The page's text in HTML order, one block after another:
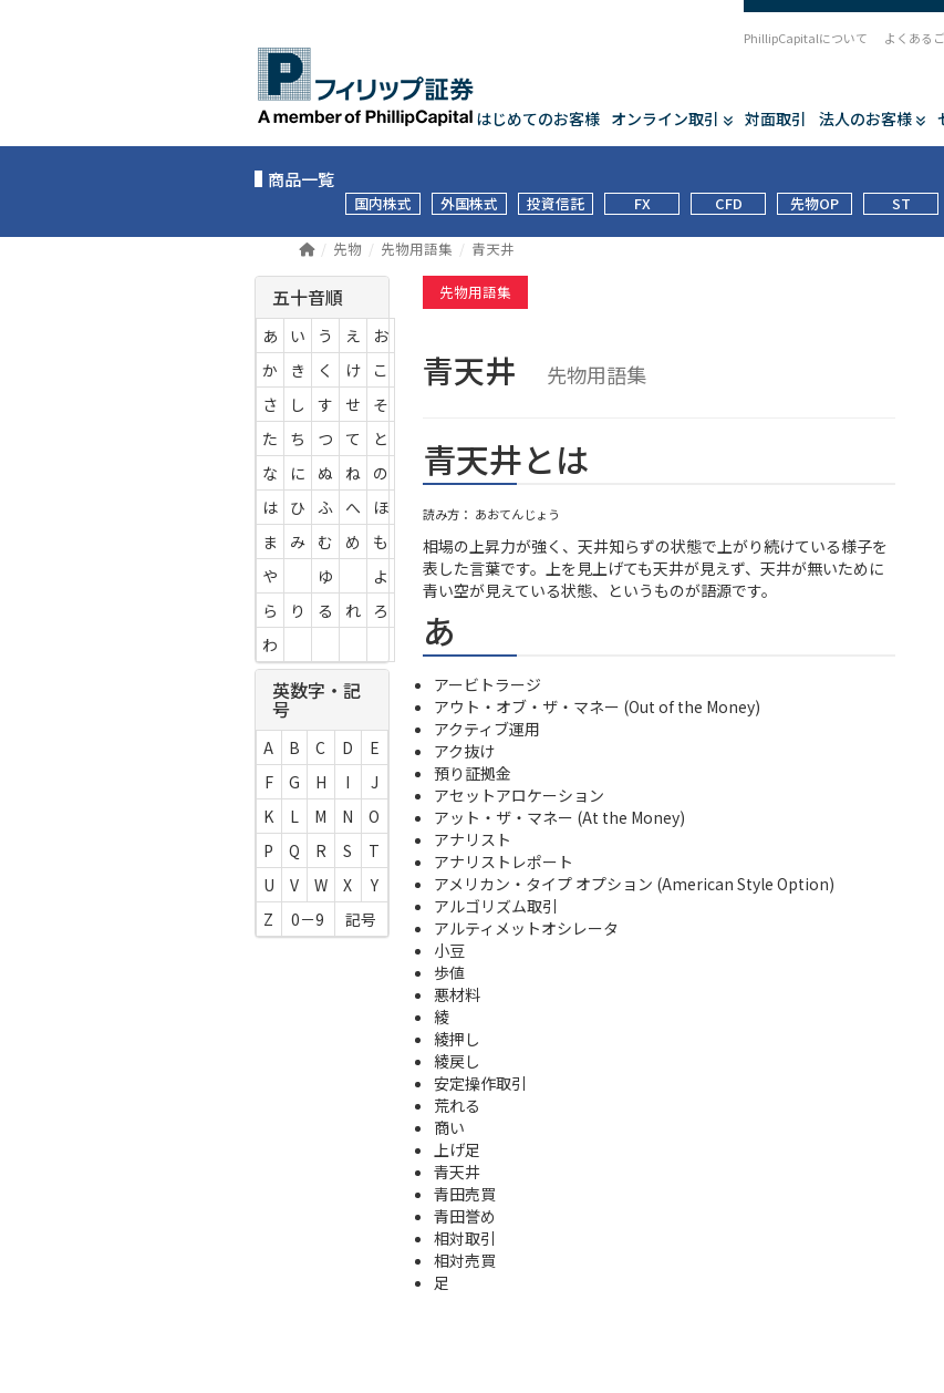
はじめてのお客様 オンライン取引 対面取引 法人のお客様
PhillipCapitalについて よくある
商品一覧
国内株式 外国株式 投資信託 FX CFD 先物OP ST
先物 先物用語集 青天井
先物用語集
青天井 先物用語集
青天井とは
読み方： あおてんじょう
相場の上昇力が強く、天井知らずの状態で上がり続けている様子を
表した言葉です。上を見上げても天井が見えず、天井が無いために
青い空が見えている状態、というものが語源です。
あ
アービトラージ
アウト・オブ・ザ・マネー (Out of the Money)
アクティブ運用
アク抜け
預り証拠金
アセットアロケーション
アット・ザ・マネー (At the Money)
アナリスト
アナリストレポート
アメリカン・タイプ オプション (American Style Option)
アルゴリズム取引
アルティメットオシレータ
小豆
歩値
悪材料
綾
綾押し
綾戻し
安定操作取引
荒れる
商い
上げ足
青天井
青田売買
青田誉め
相対取引
相対売買
足
五十音順
あ い う え
お
か
き く け
こ
さ
し す せ
そ
た
ち つ て
と
な
に ぬ ね
の
は
ひ ふ へ
ほ
ま
み む め
も
や
ゆ
よ
ら
り る れ
ろ
わ
英数字・記
号
A B C D
E
F
G H I
J
K
L M N
O
P
Q R S
T
U
V W X
Y
Z
0－9 記号